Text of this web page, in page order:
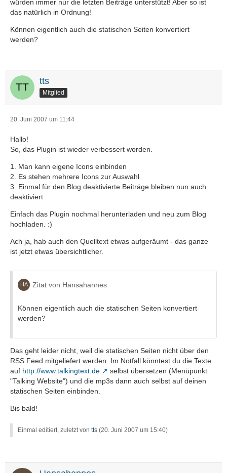
würden immer nur die letzten Beiträge unterstützt! Aber so ist
das natürlich in Ordnung!
Können eigentlich auch die statischen Seiten konvertiert
werden?
tts
Mitglied
20. Juni 2007 um 11:44
Hallo!
So, das Plugin ist wieder verbessert worden.
1. Man kann eigene Icons einbinden
2. Es stehen mehrere Icons zur Auswahl
3. Einmal für den Blog deaktivierte Beiträge bleiben nun auch
deaktiviert
Einfach das Plugin nochmal herunterladen und neu zum Blog
hochladen. :)
Ach ja, hab auch den Quelltext etwas aufgeräumt - das ganze
ist jetzt etwas übersichtlicher.
Zitat von Hansahannes
Können eigentlich auch die statischen Seiten konvertiert
werden?
Das geht leider nicht, weil die statischen Seiten nicht über den
RSS Feed mitgeliefert werden. Im Notfall könntest du die Texte
auf http://www.talkingtext.de
selbst übersetzen (Menüpunkt
"Talking Website") und die mp3s dann auch selbst auf deinen
statischen Seiten einbinden.
Bis bald!
Einmal editiert, zuletzt von tts (20. Juni 2007 um 15:40)